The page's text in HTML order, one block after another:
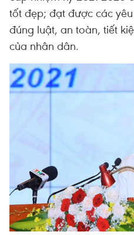
tốt đẹp; đạt được các
đúng luật, an toàn, tiết
của nhân dân.